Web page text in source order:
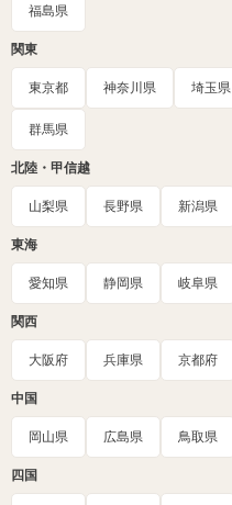
福島県
関東
東京都 神奈川県 埼玉県
群馬県
北陸・甲信越
山梨県 長野県 新潟県
東海
愛知県 静岡県 岐阜県
関西
大阪府 兵庫県 京都府
中国
岡山県 広島県 鳥取県
四国